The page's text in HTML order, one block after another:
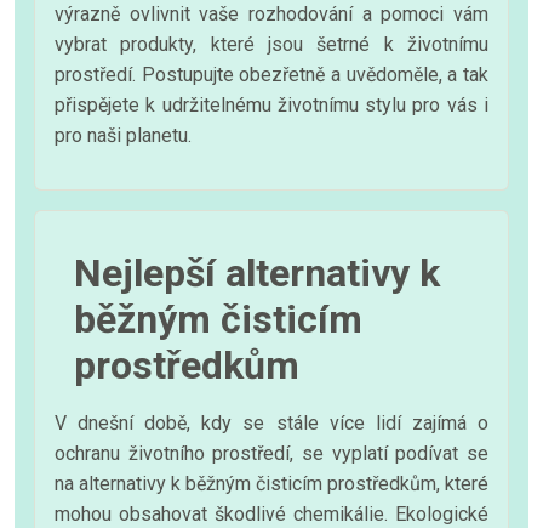
výrazně ovlivnit vaše rozhodování a pomoci vám
vybrat produkty, které jsou šetrné k životnímu
prostředí. Postupujte obezřetně a uvědoměle, a tak
přispějete k udržitelnému životnímu stylu pro vás i
pro naši planetu.
Nejlepší alternativy k
běžným čisticím
prostředkům
V dnešní době, kdy se stále více lidí zajímá o
ochranu životního prostředí, se vyplatí podívat se
na alternativy k běžným čisticím prostředkům, které
mohou obsahovat škodlivé chemikálie. Ekologické